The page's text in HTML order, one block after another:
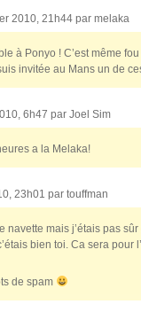
2010, 21h44 par melaka
à Ponyo ! C’est même
invitée au Mans un de
6h47 par Joel Sim
a la Melaka!
23h01 par touffman
navette mais j’étais pas
bien toi. Ca sera
de spam